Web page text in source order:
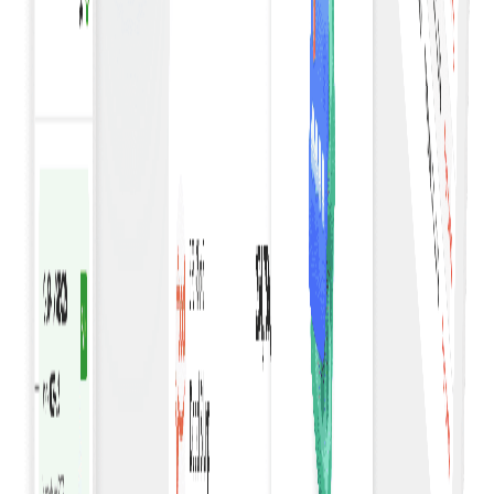
Koristite prilagodljive predloške računa za profesionalne
Besprijekorna integracija
Integrirajte se s postojećim računovodstvenim sustavima
za jedinstveno upravljanje i usklađivanje računa.